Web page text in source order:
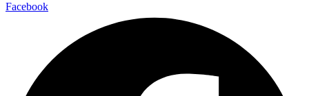
Facebook